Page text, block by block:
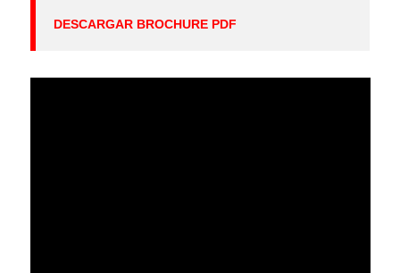
DESCARGAR BROCHURE PDF